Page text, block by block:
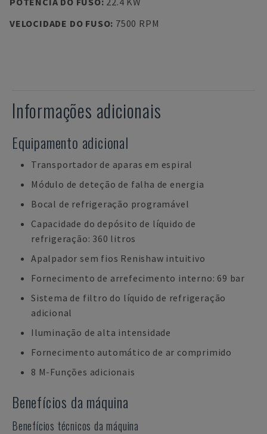
VELOCIDADE DO FUSO: 7500 RPM
Informações adicionais
Equipamento adicional
Transportador de aparas em espiral
Módulo de deteção de falha de energia
Bocal de refrigeração programável
Capacidade do depósito de líquido de
refrigeração: 360 litros
Apalpador sem fios Renishaw intuitivo
Fornecimento de arrefecimento interno: 69 bar
Sistema de filtro do líquido de refrigeração
adicional
Iluminação de alta intensidade
Fornecimento automático de ar comprimido
8 M-Funções adicionais
Benefícios da máquina
Benefícios técnicos da máquina